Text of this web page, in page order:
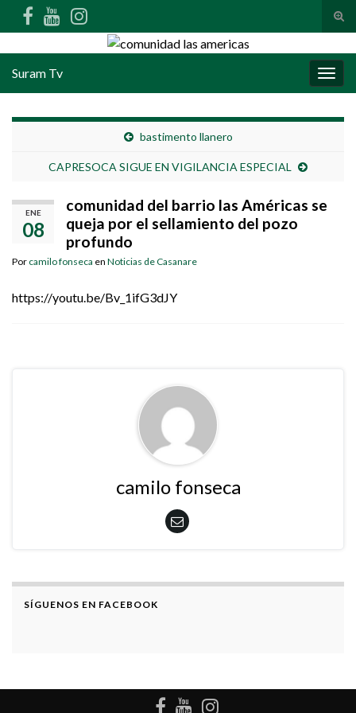
Search for:
Suram Tv
bastimento llanero
CAPRESOCA SIGUE EN VIGILANCIA ESPECIAL
ENE
08
comunidad del barrio las Américas se
queja por el sellamiento del pozo
profundo
Por camilo fonseca en Noticias de Casanare
https://youtu.be/Bv_1ifG3dJY
camilo fonseca
SÍGUENOS EN FACEBOOK